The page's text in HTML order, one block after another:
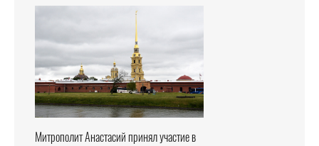
Митрополит Анастасий принял участие в